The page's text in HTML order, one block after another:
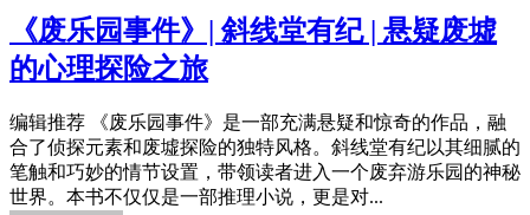
《废乐园事件》| 斜线堂有纪 | 悬疑废墟
的心理探险之旅
编辑推荐 《废乐园事件》是一部充满悬疑和惊奇的作品，融
合了侦探元素和废墟探险的独特风格。斜线堂有纪以其细腻的
笔触和巧妙的情节设置，带领读者进入一个废弃游乐园的神秘
世界。本书不仅仅是一部推理小说，更是对...